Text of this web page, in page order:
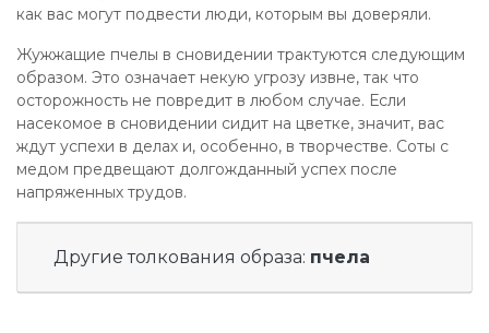
как вас могут подвести люди, которым вы доверяли.
Жужжащие пчелы в сновидении трактуются следующим
образом. Это означает некую угрозу извне, так что
осторожность не повредит в любом случае. Если
насекомое в сновидении сидит на цветке, значит, вас
ждут успехи в делах и, особенно, в творчестве. Соты с
медом предвещают долгожданный успех после
напряженных трудов.
Другие толкования образа: пчела